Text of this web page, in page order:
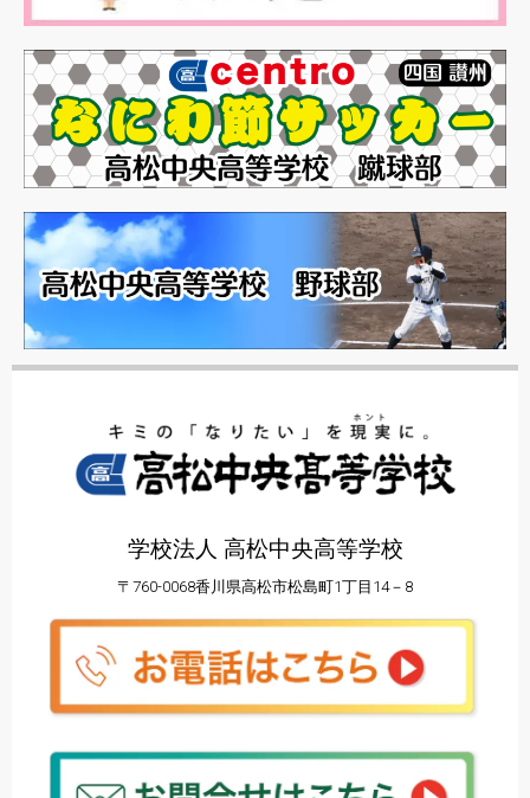
学校法人 高松中央高等学校
〒760-0068香川県高松市松島町1丁目14－8